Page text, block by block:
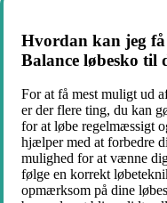
Hvordan kan jeg
Balance løbesko til
For at få mest muligt ud
er der flere ting, du kan
for at løbe regelmæssigt
hjælper med at forbedre
mulighed for at vænne
følge en korrekt
opmærksom på dine